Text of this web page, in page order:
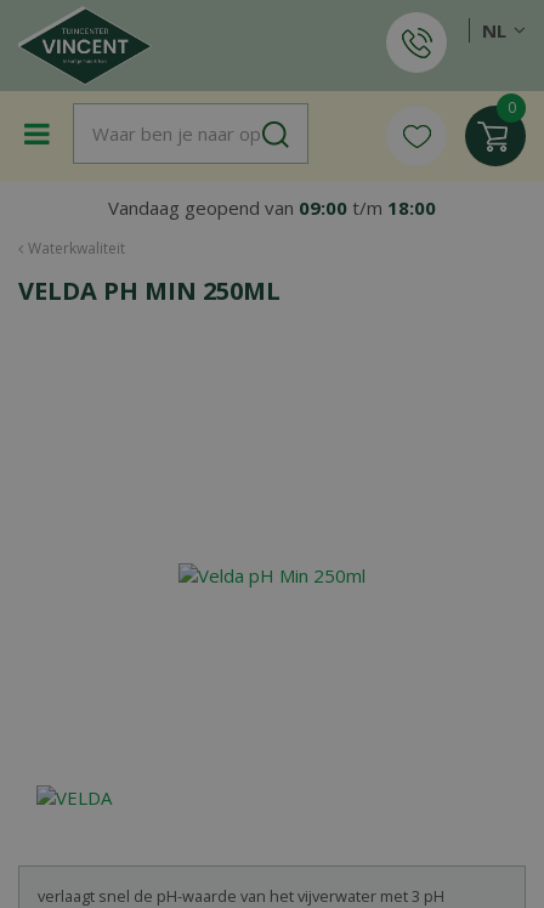
a
Waterkwaliteit
Vandaag geopend van 09:00 t/m 18:00
NL
VELDA PH MIN 250ML
verlaagt snel de pH-waarde van het vijverwater met 3 pH